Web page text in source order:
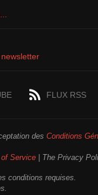
FLUX RSS
des Conditions
of Service | The Privacy
conditions requises.